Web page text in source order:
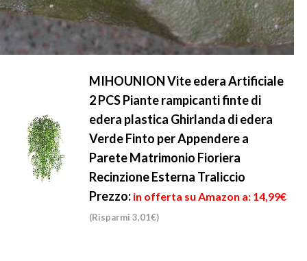
MIHOUNION Vite edera Artificiale
2 PCS Piante rampicanti finte di
edera plastica Ghirlanda di edera
Verde Finto per Appendere a
Parete Matrimonio Fioriera
Recinzione Esterna Traliccio
Prezzo: in offerta su Amazon a: 14,99€
(Risparmi 3,01€)